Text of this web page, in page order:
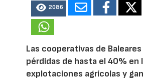
2086
Las cooperativas de
pérdidas de hasta el 40% en
explotaciones agrícolas y